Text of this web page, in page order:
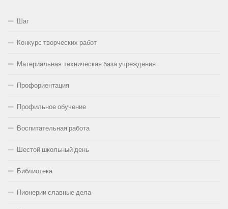
Шаг
Конкурс творческих работ
Материальная-техническая база учреждения
Профориентация
Профильное обучение
Воспитательная работа
Шестой школьный день
Библиотека
Пионерии славные дела